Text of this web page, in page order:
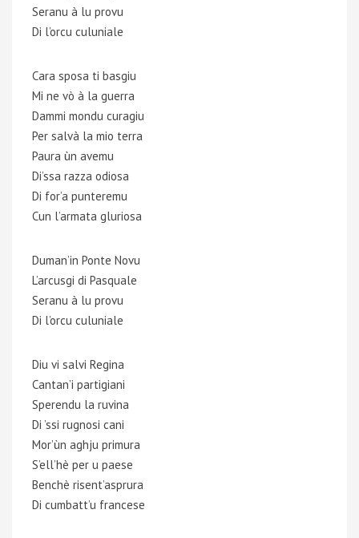
Seranu à lu provu
Di l’orcu culuniale
Cara sposa ti basgiu
Mi ne vò à la guerra
Dammi mondu curagiu
Per salvà la mio terra
Paura ùn avemu
Di’ssa razza odiosa
Di for’a punteremu
Cun l’armata gluriosa
Duman’in Ponte Novu
L’arcusgi di Pasquale
Seranu à lu provu
Di l’orcu culuniale
Diu vi salvi Regina
Cantan’i partigiani
Sperendu la ruvina
Di ’ssi rugnosi cani
Mor’ùn aghju primura
S’ell’hè per u paese
Benchè risent’asprura
Di cumbatt’u francese